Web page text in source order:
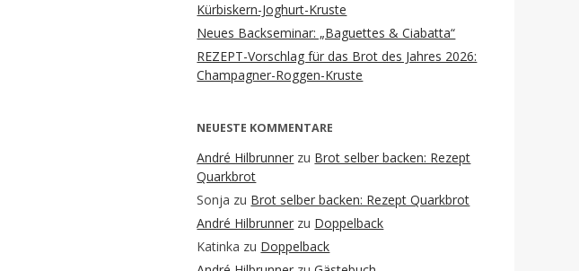
Kürbiskern-Joghurt-Kruste
Neues Backseminar: „Baguettes & Ciabatta“
REZEPT-Vorschlag für das Brot des Jahres 2026:
Champagner-Roggen-Kruste
NEUESTE KOMMENTARE
André Hilbrunner zu Brot selber backen: Rezept
Quarkbrot
Sonja zu Brot selber backen: Rezept Quarkbrot
André Hilbrunner zu Doppelback
Katinka zu Doppelback